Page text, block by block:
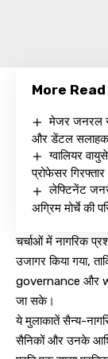
More Read
मेजर जनरल
और डेंटल
ग्वालियर
प्रोफेसर गिरफ्तार
लेफ्टिनेंट
अग्रिम मोर्चे की
चर्चाओं में नागरिक
उजागर किया गया,
governance और
जा सके।
ये मुलाकातें सैन्य-
सैनिकों और उनके